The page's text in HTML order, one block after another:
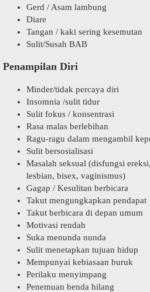
Gerd / Asam lambung
Diare
Tangan / kaki sering kesemutan
Sulit/Susah BAB
Penampilan Diri
Minder/tidak percaya diri
Insomnia /sulit tidur
Sulit fokus / konsentrasi
Rasa malas berlebihan
Ragu-ragu dalam mengambil
Sulit bersosialisasi
Masalah seksual (disfungsi
lesbian, bisex, vaginismus)
Gagap / Kesulitan berbicara
Takut mengungkapkan pendapat
Takut berbicara di depan umum
Motivasi rendah
Suka menunda nunda
Sulit menetapkan tujuan hidup
Mempunyai kebiasaan buruk
Perilaku menyimpang
Penemuan benda hilang